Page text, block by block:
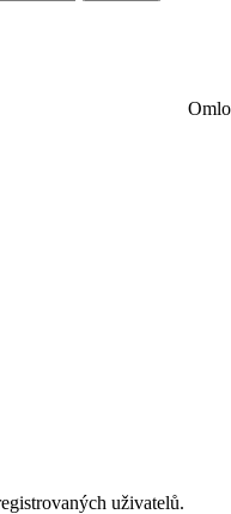
uživatelů.